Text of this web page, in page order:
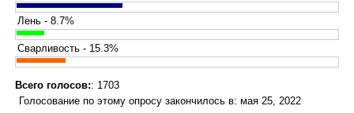
Лень - 8.7%
Сварливость - 15.3%
Всего голосов:: 1703
Голосование по этому опросу закончилось в: мая 25, 2022